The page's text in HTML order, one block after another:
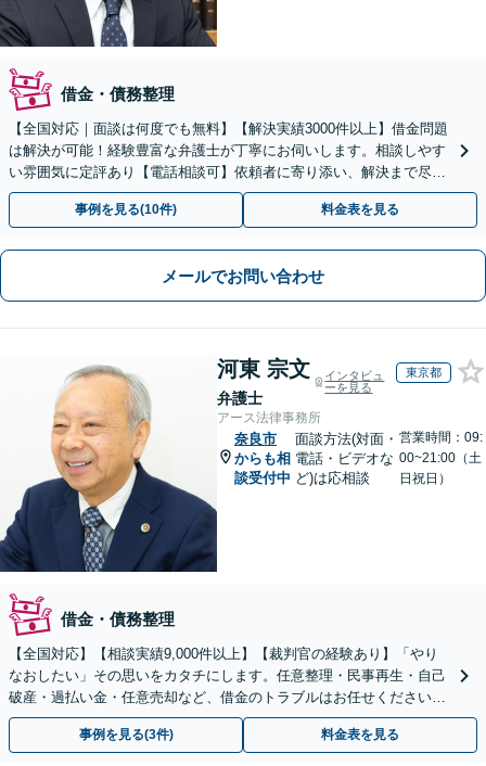
借金・債務整理
【全国対応｜面談は何度でも無料】【解決実績3000件以上】借金問題
は解決が可能！経験豊富な弁護士が丁寧にお伺いします。相談しやす
い雰囲気に定評あり【電話相談可】依頼者に寄り添い、解決まで尽
力。まずは勇気を出してご相談下さい！土日夜間対応可
事例を見る(10件) 料金表を見る
メールでお問い合わせ
河東 宗文
弁護士
インタビュ
ーを見る
東京都
アース法律事務所
奈良市
からも相
談受付中
面談方法(対面・
電話・ビデオな
ど)は応相談
営業時間：09:
00~21:00（土
日祝日）
借金・債務整理
【全国対応】【相談実績9,000件以上】【裁判官の経験あり】「やり
なおしたい」その思いをカタチにします。任意整理・民事再生・自己
破産・過払い金・任意売却など、借金のトラブルはお任せください。
【初回相談無料】【全国対応可能】
事例を見る(3件) 料金表を見る